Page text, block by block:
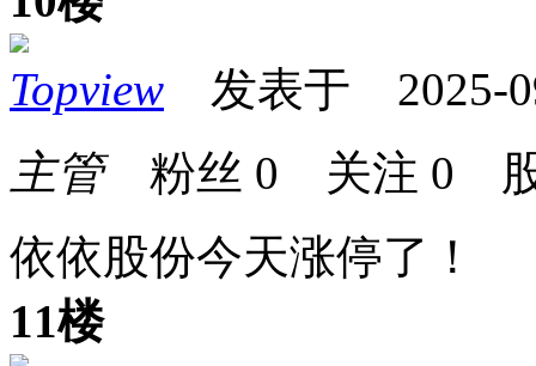
Topview 发表于 2025-
主管粉丝 0 关注 0
依依股份今天涨停了！
11楼